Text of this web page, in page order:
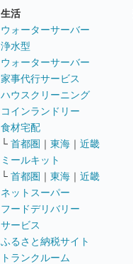
生活
ウォーターサーバー
浄水型
ウォーターサーバー
家事代行サービス
ハウスクリーニング
コインランドリー
食材宅配
└ 首都圏 ｜ 東海 ｜ 近畿
ミールキット
└ 首都圏 ｜ 東海 ｜ 近畿
ネットスーパー
フードデリバリー
サービス
ふるさと納税サイト
トランクルーム